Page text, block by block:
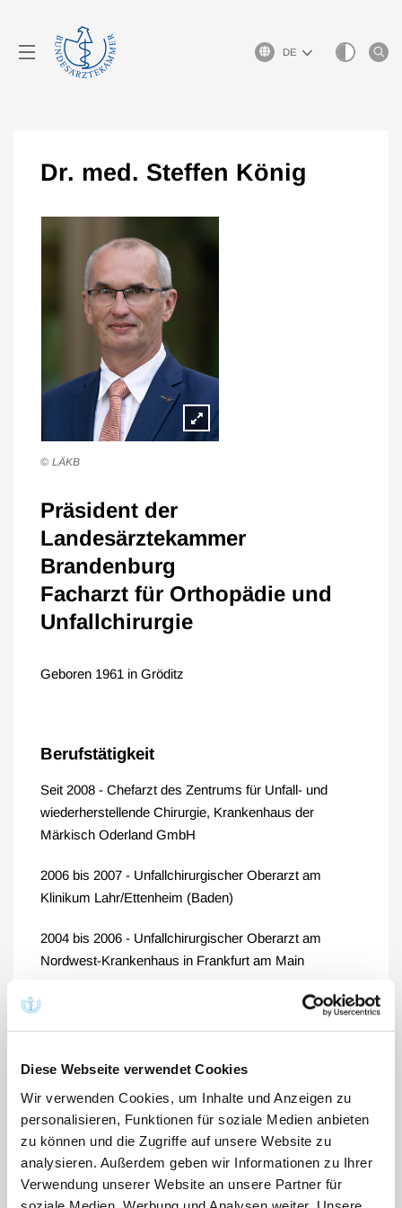
Diese Webseite verwendet Cookies
Wir verwenden Cookies, um Inhalte und Anzeigen zu
personalisieren, Funktionen für soziale Medien anbieten
zu können und die Zugriffe auf unsere Website zu
analysieren. Außerdem geben wir Informationen zu Ihrer
Verwendung unserer Website an unsere Partner für
Sprachauswahl
Dr. med. Steffen König
LÄKB
Präsident der
Landesärztekammer
Brandenburg
Facharzt für Orthopädie und
Unfallchirurgie
Geboren 1961 in Gröditz
Berufstätigkeit
Seit 2008 - Chefarzt des Zentrums für Unfall- und
wiederherstellende Chirurgie, Krankenhaus der
Märkisch Oderland GmbH
2006 bis 2007 - Unfallchirurgischer Oberarzt am
Klinikum Lahr/Ettenheim (Baden)
2004 bis 2006 - Unfallchirurgischer Oberarzt am
Nordwest-Krankenhaus in Frankfurt am Main
1992 bis 2004 - Oberarzt im Krankenhaus der
Berufsqualifikationen
2008 - Facharztanerkennung für Orthopädie und
Unfallchirurgie, Zusatzbezeichnung Spezielle
Unfallchirurgie
2002 - Schwerpunktanerkennung zum Unfallchirurgen